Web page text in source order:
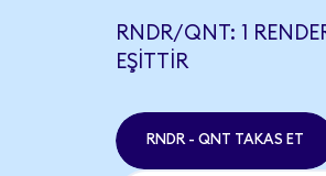
RNDR/QNT: 1
EŞITTIR
RNDR - QNT TAKAS ET